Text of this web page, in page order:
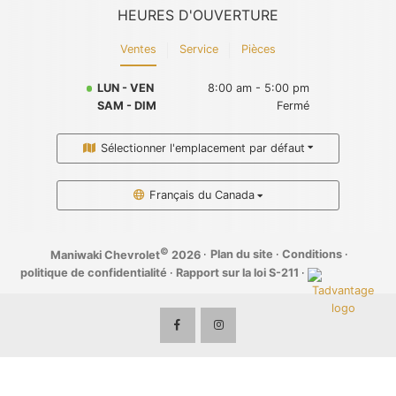
HEURES D'OUVERTURE
Ventes Service Pièces
LUN - VEN
8:00 am - 5:00 pm
SAM - DIM
Fermé
Sélectionner l'emplacement par défaut
Français du Canada
Maniwaki Chevrolet© 2026 · Plan du site · Conditions ·
politique de confidentialité · Rapport sur la loi S-211 ·